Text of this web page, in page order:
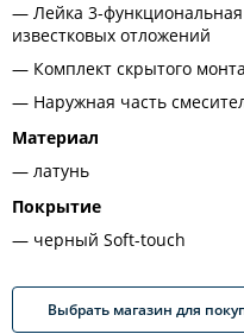
Лейка 3-
известковых отложений
Комплект скрытого
Наружная часть
Материал
латунь
Покрытие
черный Soft-touch
Выбрать магазин для